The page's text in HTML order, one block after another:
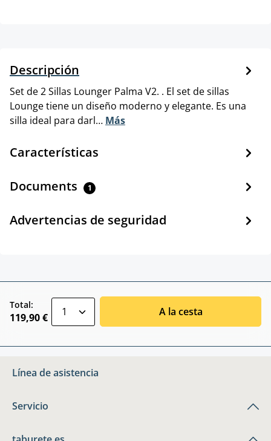
Descripción
Set de 2 Sillas Lounger Palma V2. . El set de sillas
Lounge tiene un diseño moderno y elegante. Es una
silla ideal para darl… Más
Características
Documents 1
Advertencias de seguridad
Total:
119,90 € A la cesta
Línea de asistencia
Servicio